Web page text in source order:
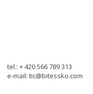
tel.: + 420 566 789 313
e-mail: tic@bitessko.com